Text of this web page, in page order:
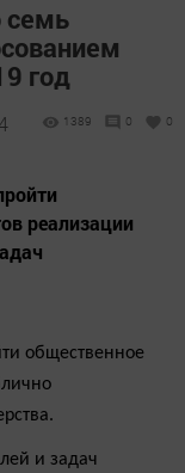
семь
год
1389 0 0
реализации
общественное
и задач